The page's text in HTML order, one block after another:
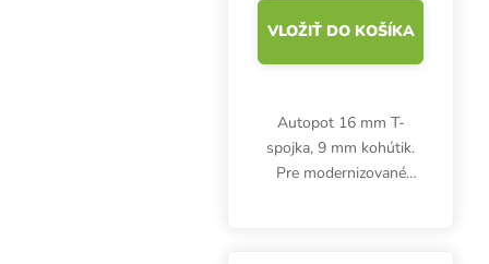
VLOŽIŤ DO KOŠÍKA
Autopot 16 mm T-
spojka, 9 mm kohútik.
Pre modernizované